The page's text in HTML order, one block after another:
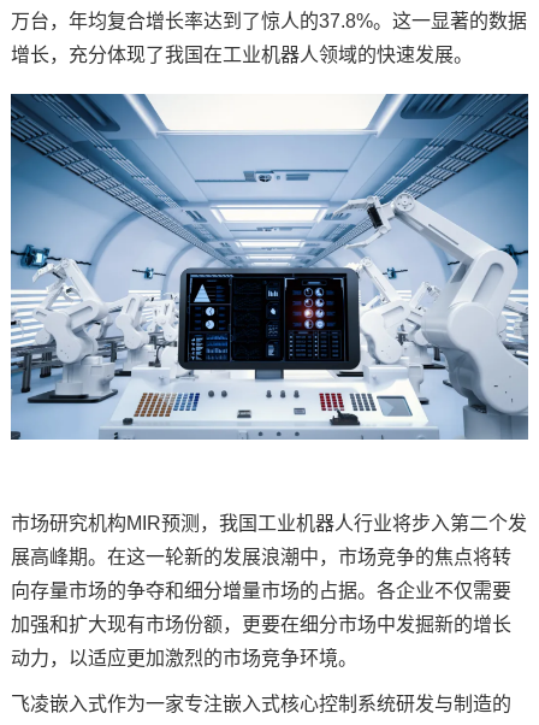
关于飞凌
天猫商城
淘宝商城
新闻中心
技术论坛
万台，年均复合增长率达到了惊人的37.8%。这一显著的数据
增长，充分体现了我国在工业机器人领域的快速发展。
市场研究机构MIR预测，我国工业机器人行业将步入第二个发
展高峰期。在这一轮新的发展浪潮中，市场竞争的焦点将转
向存量市场的争夺和细分增量市场的占据。各企业不仅需要
加强和扩大现有市场份额，更要在细分市场中发掘新的增长
动力，以适应更加激烈的市场竞争环境。
飞凌嵌入式作为一家专注嵌入式核心控制系统研发与制造的